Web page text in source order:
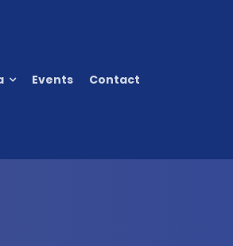
Events Contact